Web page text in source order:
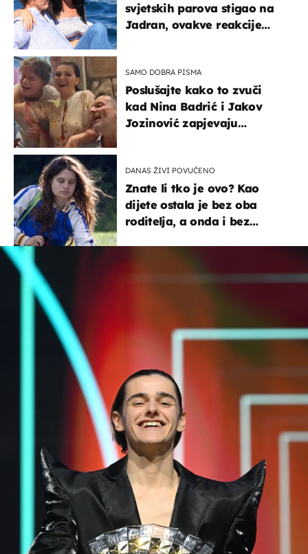
svjetskih parova stigao na
Jadran, ovakve reakcije
SAMO DOBRA PISMA
Poslušajte kako to zvuči
kad Nina Badrić i Jakov
Jozinović zapjevaju
DANAS ŽIVI POVUČENO
Znate li tko je ovo? Kao
dijete ostala je bez oba
roditelja, a onda i bez